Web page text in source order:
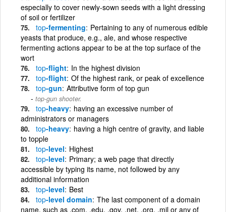
especially to cover newly-sown seeds with a light dressing
of soil or fertilizer
top-fermenting Pertaining to any of numerous edible
yeasts that produce, e.g., ale, and whose respective
fermenting actions appear to be at the top surface of the
wort
top-flight In the highest division
top-flight Of the highest rank, or peak of excellence
top-gun Attributive form of top gun
top-gun shooter.
top-heavy having an excessive number of
administrators or managers
top-heavy having a high centre of gravity, and liable
to topple
top-level Highest
top-level Primary; a web page that directly
accessible by typing its name, not followed by any
additional information
top-level Best
top-level domain The last component of a domain
name, such as .com, .edu, .gov, .net, .org, .mil or any of